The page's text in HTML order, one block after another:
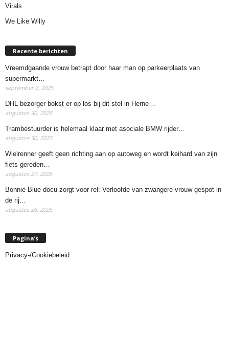
Virals
We Like Willy
Recente berichten
Vreemdgaande vrouw betrapt door haar man op parkeerplaats van
supermarkt…
september 2, 2025
DHL bezorger bokst er op los bij dit stel in Herne…
augustus 30, 2025
Trambestuurder is helemaal klaar met asociale BMW rijder…
augustus 30, 2025
Wielrenner geeft geen richting aan op autoweg en wordt keihard van zijn
fiets gereden…
augustus 27, 2025
Bonnie Blue-docu zorgt voor rel: Verloofde van zwangere vrouw gespot in
de rij…
augustus 26, 2025
Pagina’s
Privacy-/Cookiebeleid